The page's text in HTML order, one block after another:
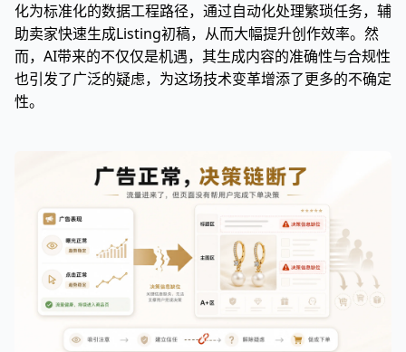
化为标准化的数据工程路径，通过自动化处理繁琐任务，辅
助卖家快速生成Listing初稿，从而大幅提升创作效率。然
而，AI带来的不仅仅是机遇，其生成内容的准确性与合规性
也引发了广泛的疑虑，为这场技术变革增添了更多的不确定
性。